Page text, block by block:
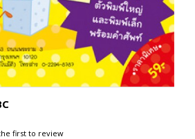
first to review